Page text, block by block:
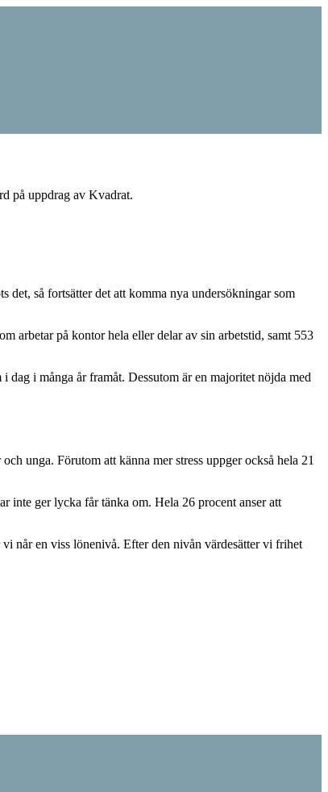
på uppdrag av Kvadrat.
det, så fortsätter det att komma nya undersökningar som
arbetar på kontor hela eller delar av sin arbetstid, samt 553
dag i många år framåt. Dessutom är en majoritet nöjda med
unga. Förutom att känna mer stress uppger också hela 21
inte ger lycka får tänka om. Hela 26 procent anser att
når en viss lönenivå. Efter den nivån värdesätter vi frihet